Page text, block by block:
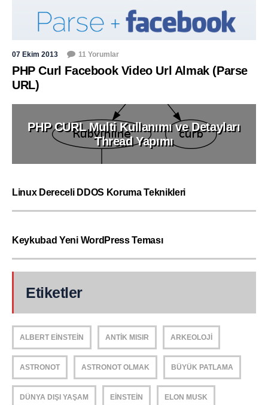
07 Ekim 2013 11 Yorumlar
PHP Curl Facebook Video Url Almak (Parse
URL)
PHP CURL Multi Kullanımı ve Detayları
Thread Yapımı
Linux Dereceli DDOS Koruma Teknikleri
Keykubad Yeni WordPress Teması
Etiketler
ALBERT EINSTEIN ANTIK MISIR ARKEOLOJI
ASTRONOT ASTRONOT OLMAK BÜYÜK PATLAMA
DÜNYA DIŞI YAŞAM EINSTEIN ELON MUSK